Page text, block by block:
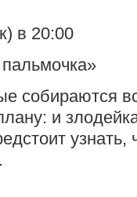
в 20:00
собираются
и
узнать,